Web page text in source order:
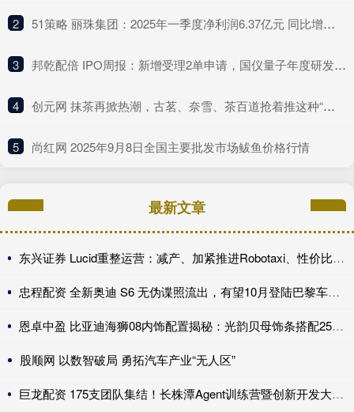
2 ​51策略 丽珠集团：2025年一季度净利润6.37亿元 同比增长4.75%
3 ​邦乾配倍 IPO周报：新增受理2单申请，国仪量子年度研发投入占比下滑
4 ​创元网 抹茶再掀热潮，古茗、奈雪、茶百道抢着推这种“浓”新品
5 ​尚红网 2025年9月8日全国主要批发市场鲅鱼价格行情
最新文章
东兴证券 Lucid重整运营：减产、加紧推进Robotaxi、性价比车型继续跳票
忠程配资 全新奥迪 S6 无伪谍照流出，有望10月登陆巴黎车展完成首秀!
恩卓中盈 比亚迪海狮08内饰配置揭秘：光韵贝母饰条搭配25扬帝瓦雷音响登场
股顺网 以数智破局 勇拓汽车产业“无人区”
巨龙配资 175支团队集结！长株潭Agent训练营暨创新开发大赛第一期训练营开讲